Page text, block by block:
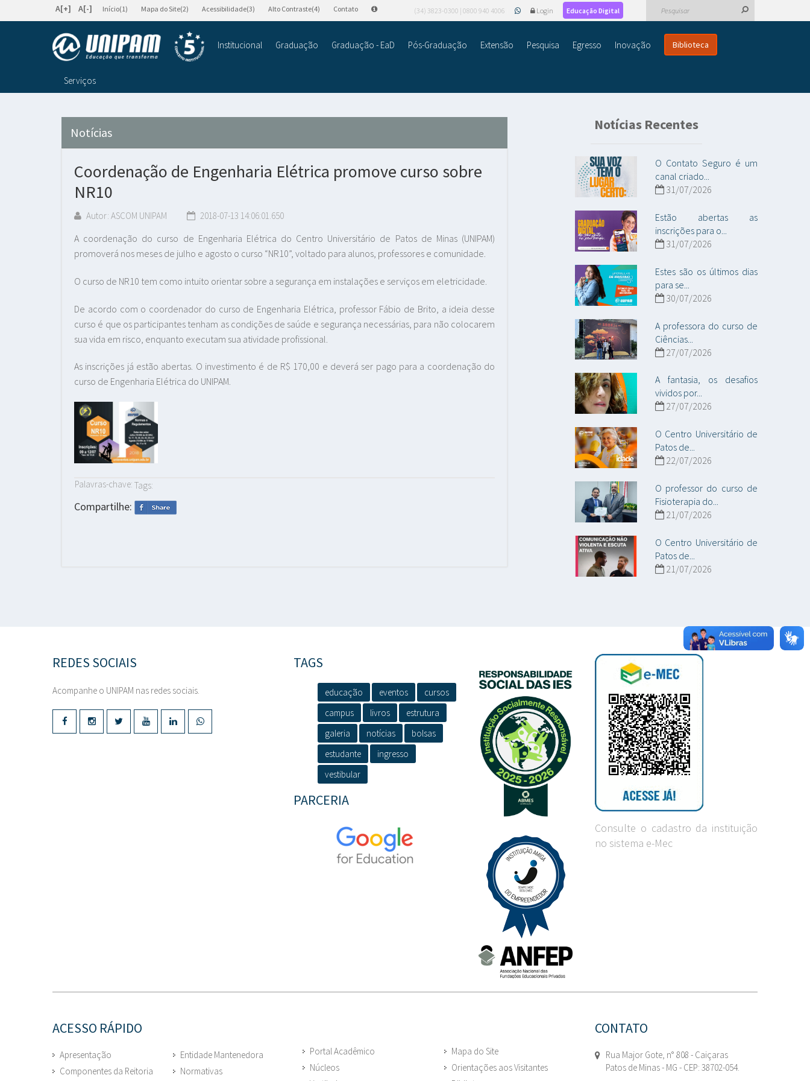
A[+] A[-] Início(1) Mapa do Site(2) Acessibilidade(3) Alto Contraste(4) Contato (34) 3823-0300 | 0800 940 4006 Login Educação Digital
Institucional Graduação Graduação - EaD Pós-Graduação Extensão Pesquisa Egresso Inovação Biblioteca
Serviços
Notícias
Coordenação de Engenharia Elétrica promove curso sobre
NR10
Autor: ASCOM UNIPAM 2018-07-13 14:06:01.650
A coordenação do curso de Engenharia Elétrica do Centro Universitário de Patos de Minas (UNIPAM)
promoverá nos meses de julho e agosto o curso “NR10”, voltado para alunos, professores e comunidade.
O curso de NR10 tem como intuito orientar sobre a segurança em instalações e serviços em eletricidade.
De acordo com o coordenador do curso de Engenharia Elétrica, professor Fábio de Brito, a ideia desse
curso é que os participantes tenham as condições de saúde e segurança necessárias, para não colocarem
sua vida em risco, enquanto executam sua atividade profissional.
As inscrições já estão abertas. O investimento é de R$ 170,00 e deverá ser pago para a coordenação do
curso de Engenharia Elétrica do UNIPAM.
Palavras-chave: Tags:
Compartilhe:
Notícias Recentes
O Contato Seguro é um
canal criado...
31/07/2026
Estão abertas as
inscrições para o...
31/07/2026
Estes são os últimos dias
para se...
30/07/2026
A professora do curso de
Ciências...
27/07/2026
A fantasia, os desafios
vividos por...
27/07/2026
O Centro Universitário de
Patos de...
22/07/2026
O professor do curso de
Fisioterapia do...
21/07/2026
O Centro Universitário de
Patos de...
21/07/2026
REDES SOCIAIS
Acompanhe o UNIPAM nas redes sociais.
TAGS
educação eventos
cursos
campus
livros
estrutura
galeria
notícias
bolsas
estudante
ingresso
vestibular
PARCERIA
Consulte o cadastro da instituição
no sistema e-Mec
ACESSO RÁPIDO
Apresentação
Componentes da Reitoria
Entidade Mantenedora
Normativas
Portal Acadêmico
Núcleos
Mapa do Site
Orientações aos Visitantes
CONTATO
Rua Major Gote, n° 808 - Caiçaras
Patos de Minas - MG - CEP: 38702-054.